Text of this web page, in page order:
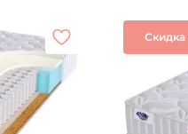
Скидка